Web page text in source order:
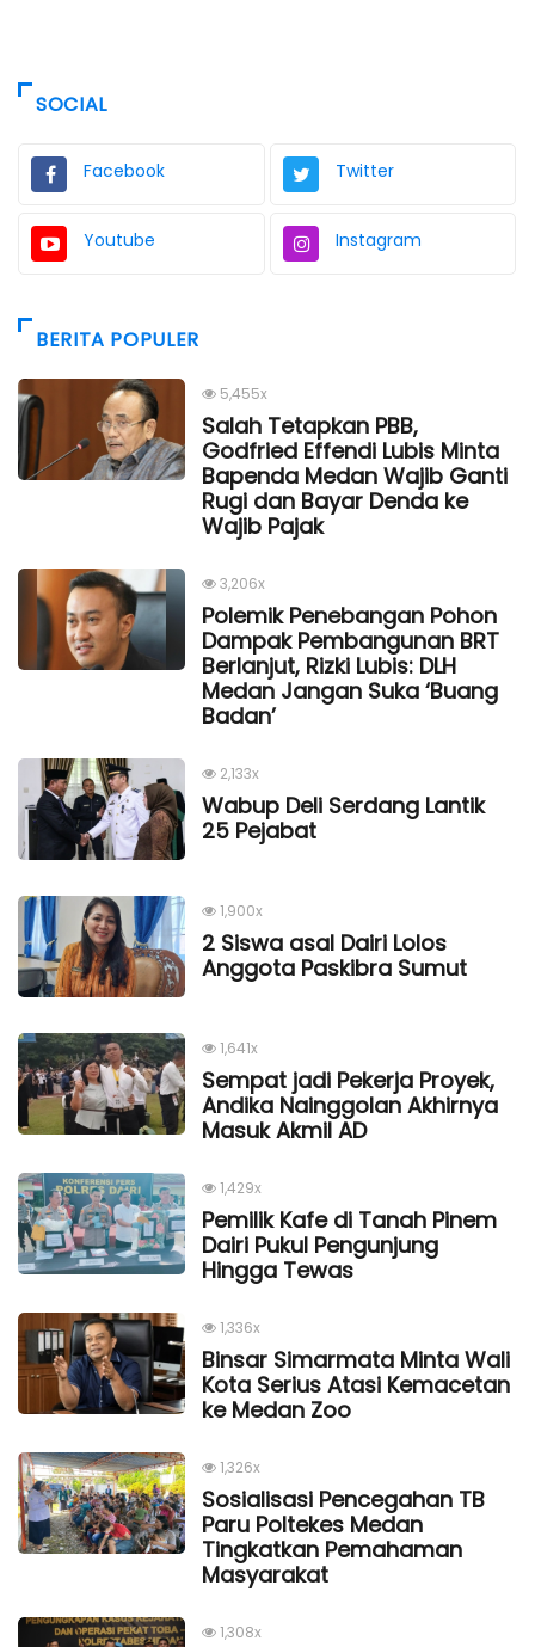
SOCIAL
Facebook Twitter
Youtube Instagram
BERITA POPULER
5,455x
Salah Tetapkan PBB,
Godfried Effendi Lubis Minta
Bapenda Medan Wajib Ganti
Rugi dan Bayar Denda ke
Wajib Pajak
3,206x
Polemik Penebangan Pohon
Dampak Pembangunan BRT
Berlanjut, Rizki Lubis: DLH
Medan Jangan Suka ‘Buang
Badan’
2,133x
Wabup Deli Serdang Lantik
25 Pejabat
1,900x
2 Siswa asal Dairi Lolos
Anggota Paskibra Sumut
1,641x
Sempat jadi Pekerja Proyek,
Andika Nainggolan Akhirnya
Masuk Akmil AD
1,429x
Pemilik Kafe di Tanah Pinem
Dairi Pukul Pengunjung
Hingga Tewas
1,336x
Binsar Simarmata Minta Wali
Kota Serius Atasi Kemacetan
ke Medan Zoo
1,326x
Sosialisasi Pencegahan TB
Paru Poltekes Medan
Tingkatkan Pemahaman
Masyarakat
1,308x